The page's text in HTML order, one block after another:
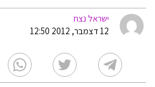
ישראל נצח
12 דצמבר, 2012 12:50